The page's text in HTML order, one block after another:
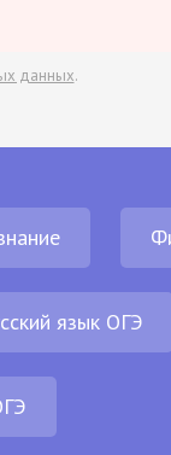
данных.
язык ОГЭ